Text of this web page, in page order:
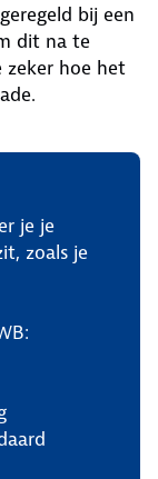
bij een
dit na te
zeker hoe het
je je
zoals je